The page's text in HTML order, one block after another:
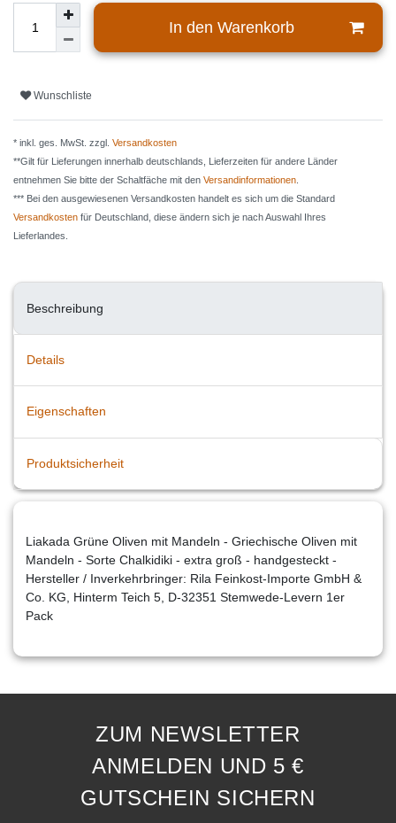
In den Warenkorb
Wunschliste
* inkl. ges. MwSt. zzgl. Versandkosten
**Gilt für Lieferungen innerhalb deutschlands, Lieferzeiten für andere Länder
entnehmen Sie bitte der Schaltfäche mit den Versandinformationen
*** Bei den ausgewiesenen Versandkosten handelt es sich um die Standard
Versandkosten für Deutschland, diese ändern sich je nach Auswahl Ihres
Lieferlandes.
Beschreibung
Details
Eigenschaften
Produktsicherheit
Liakada Grüne Oliven mit Mandeln - Griechische Oliven mit
Mandeln - Sorte Chalkidiki - extra groß - handgesteckt -
Hersteller / Inverkehrbringer: Rila Feinkost-Importe GmbH &
Co. KG, Hinterm Teich 5, D-32351 Stemwede-Levern 1er
Pack
ZUM NEWSLETTER
ANMELDEN UND 5 €
GUTSCHEIN SICHERN